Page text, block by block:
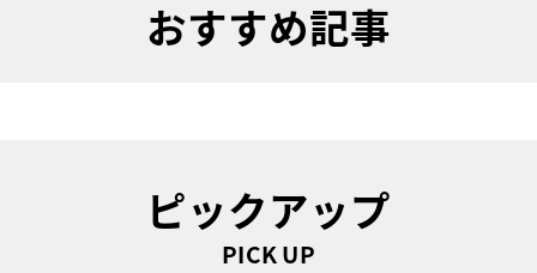
おすすめ記事
ピックアップ
PICK UP